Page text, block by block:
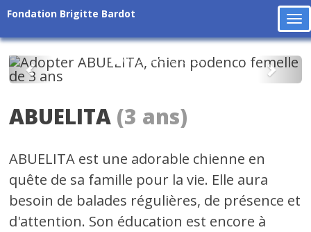
Fondation Brigitte Bardot
Précédent
ABUELITA (3 ans)
ABUELITA est une adorable chienne en
quête de sa famille pour la vie. Elle aura
besoin de balades régulières, de présence et
d'attention. Son éducation est encore à